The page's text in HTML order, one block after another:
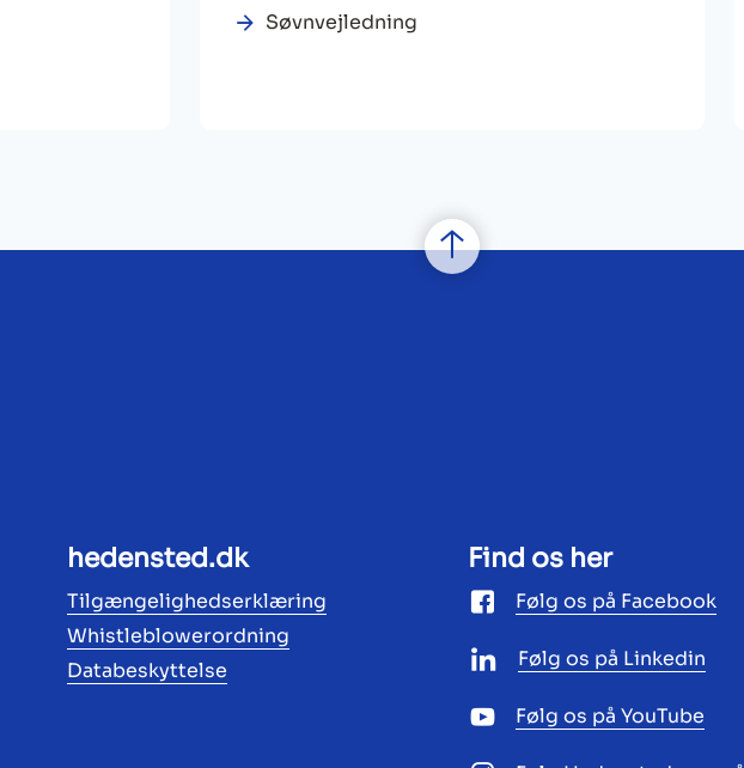
Søvnvejledning
hedensted.dk
Tilgængelighedserklæring
Whistleblowerordning
Databeskyttelse
Find os her
Følg os på Facebook
Følg os på Linkedin
Følg os på YouTube